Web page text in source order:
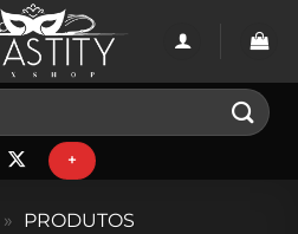
+
» PRODUTOS